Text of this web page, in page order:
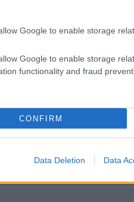
Google to enable storage
Google to enable storage
functionality and fraud
CONFIRM
Data Deletion Data